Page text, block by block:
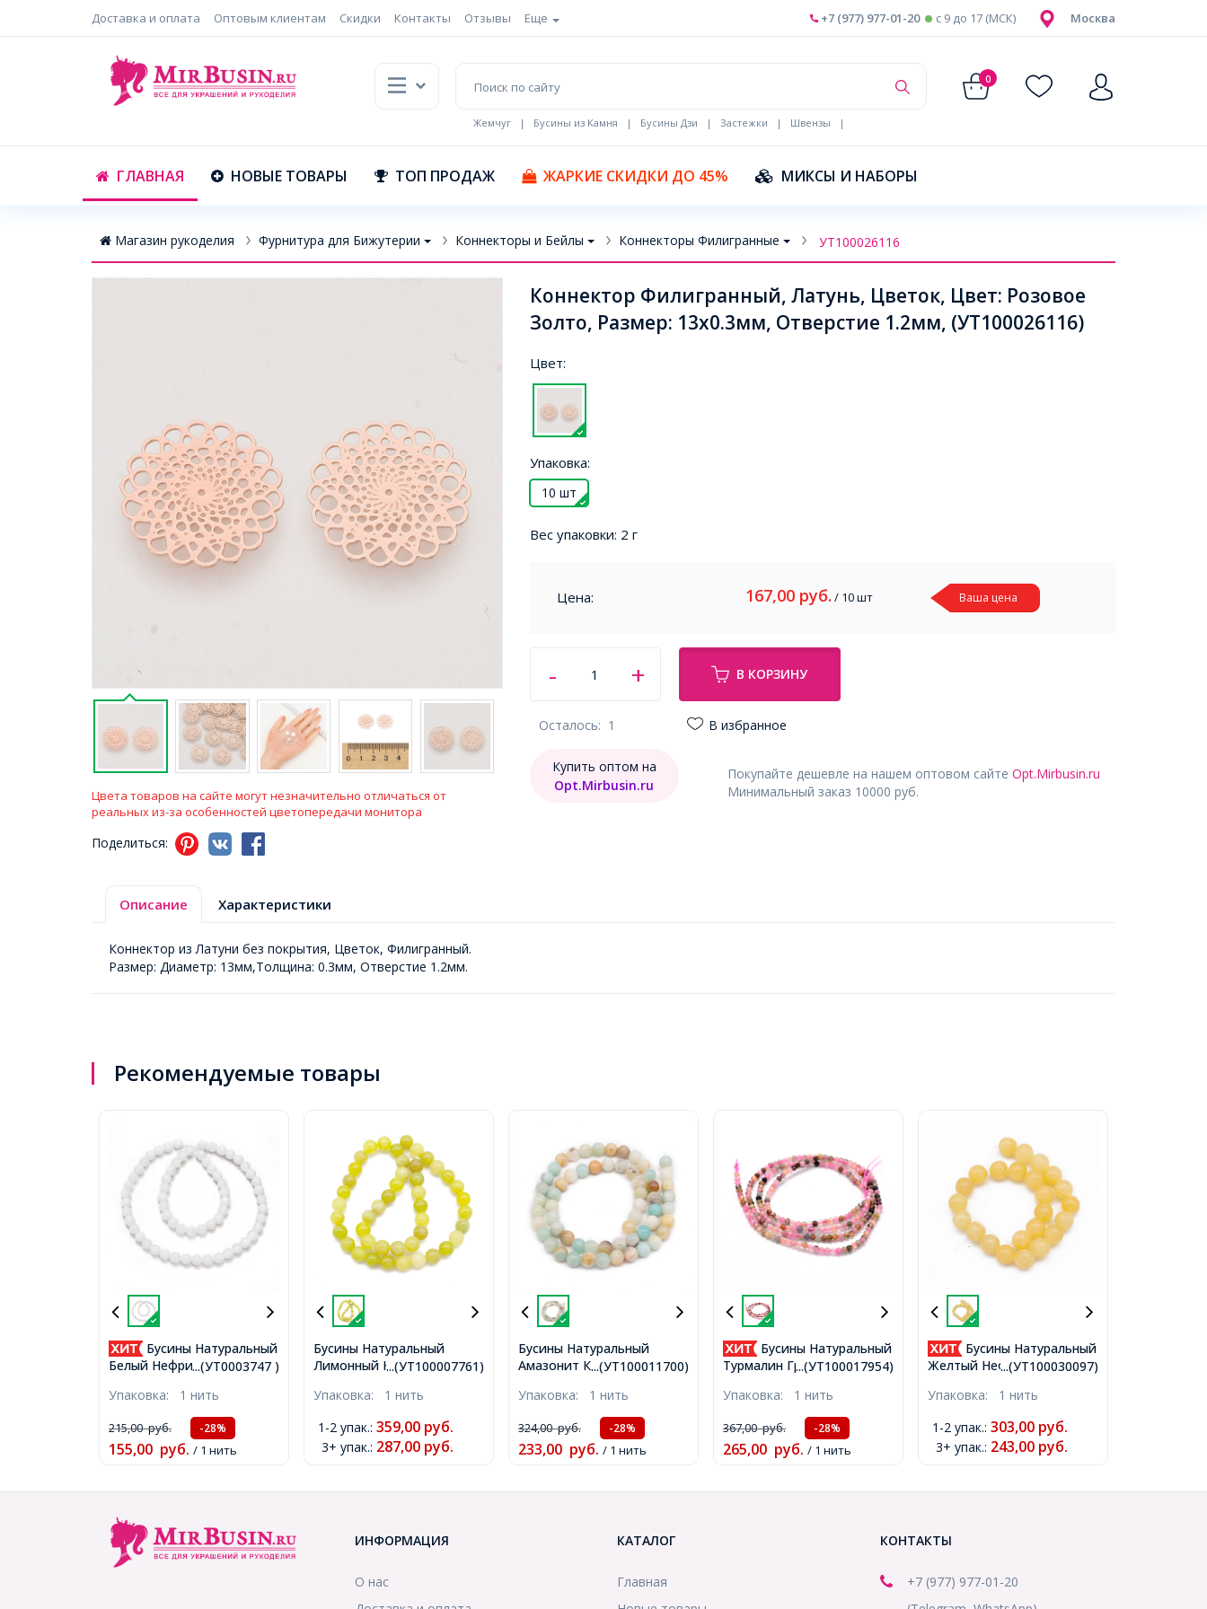
Доставка и оплата Оптовым клиентам Скидки Контакты Отзывы Еще Москва
+7 (977) 977-01-20 c 9 до 17 (МСК)
0
Жемчуг | Бусины из Камня | Бусины Дзи | Застежки | Швензы
|
ГЛАВНАЯ НОВЫЕ ТОВАРЫ ТОП ПРОДАЖ ЖАРКИЕ СКИДКИ ДО 45% МИКСЫ И НАБОРЫ
Магазин рукоделия Фурнитура для Бижутерии Коннекторы и Бейлы Коннекторы Филигранные УТ100026116
Цвета товаров на сайте могут незначительно отличаться от
реальных из-за особенностей цветопередачи монитора
Поделиться:
Коннектор Филигранный, Латунь, Цветок, Цвет: Розовое
Золто, Размер: 13х0.3мм, Отверстие 1.2мм, (УТ100026116)
Цвет:
Упаковка:
10 шт
Вес упаковки: 2 г
Цена: 167,00 руб. / 10 шт Ваша цена
В КОРЗИНУ
Осталось: 1 В избранное
Покупайте дешевле на нашем оптовом сайте Opt.Mirbusin.ru
Минимальный заказ 10000 руб.
Купить оптом на
Opt.Mirbusin.ru
Описание Характеристики
Коннектор из Латуни без покрытия, Цветок, Филигранный.
Размер: Диаметр: 13мм,Толщина: 0.3мм, Отверстие 1.2мм.
Рекомендуемые товары
...(УТ0003747 )
Бусины Натуральный
Белый Нефрит, на нитях,
около 64шт/36см/нить,
Упаковка: 1 нить
215,00руб. -28%
155,00 руб. / 1 нить
...(УТ100007761)
Бусины Натуральный
Лимонный Нефрит, на
Отв. 1мм, ок 45шт/38см/
Упаковка: 1 нить
1-2 упак.: 359,00 руб.
3+ упак.: 287,00 руб.
...(УТ100011700)
Бусины Натуральный
Амазонит Круглые, 6мм,
60шт/36см/нить,
(УТ100011700)
Упаковка: 1 нить
324,00руб. -28%
233,00 руб. / 1 нить
...(УТ100017954)
Бусины Натуральный
Турмалин Граненые
0.5мм, около 150шт/36см/
нить, (УТ100017954)
Упаковка: 1 нить
367,00руб. -28%
265,00 руб. / 1 нить
...(УТ100030097)
Бусины Натуральный
Желтый Нефрит, на нитях,
1мм, около 22шт/19см/
Упаковка: 1 нить
1-2 упак.: 303,00 руб.
3+ упак.: 243,00 руб.
ИНФОРМАЦИЯ
О нас
КАТАЛОГ
Главная
КОНТАКТЫ
+7 (977) 977-01-20